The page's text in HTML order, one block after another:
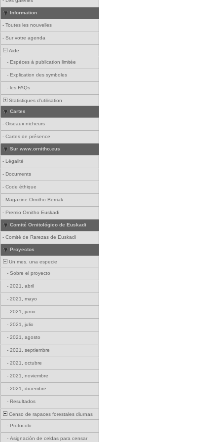
Information
- Toutes les nouvelles
- Sur votre agenda
Aide
- Espèces à publication limitée
- Explication des symboles
- les FAQs
Statistiques d'utilisation
Cartes
- Oiseaux nicheurs
- Cartes de présence
Sur www.ornitho.eus
- Légalité
- Documents
- Code éthique
- Magazine Ornitho Berriak
- Premio Ornitho Euskadi
Comité Ornitológico de Euskadi
- Comité de Rarezas de Euskadi
Proyectos
Un mes, una especie
- Sobre el proyecto
- 2021, abril
- 2021, mayo
- 2021, junio
- 2021, julio
- 2021, agosto
- 2021, septiembre
- 2021, octubre
- 2021, noviembre
- 2021, diciembre
- Resultados
Censo de rapaces forestales diurnas
- Protocolo
- Asignación de celdas para censar